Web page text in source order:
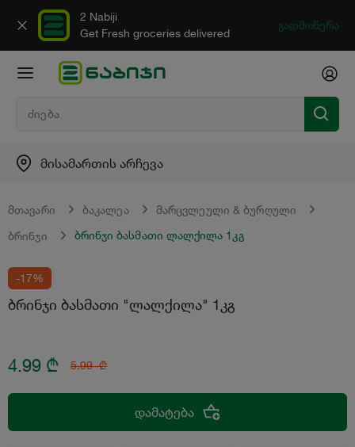
2 Nabiji
Get Fresh groceries delivered
გადმოწერა
მისამართის არჩევა
მთავარი ბაკალეა მარცვლეული & ბურღული
ბრინჯი ბრინჯი ბასმათი ლალქილა 1კგ
-17%
ბრინჯი ბასმათი "ლალქილა" 1კგ
4.99 ₾ 5.99 ₾
დამატება